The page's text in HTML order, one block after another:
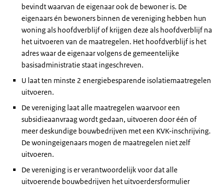
bevindt waarvan de eigenaar ook de bewoner is. De
eigenaars én bewoners binnen de vereniging hebben hun
woning als hoofdverblijf of krijgen deze als hoofdverblijf na
het uitvoeren van de maatregelen. Het hoofdverblijf is het
adres waar de eigenaar volgens de gemeentelijke
basisadministratie staat ingeschreven.
U laat ten minste 2 energiebesparende isolatiemaatregelen
uitvoeren.
De vereniging laat alle maatregelen waarvoor een
subsidieaanvraag wordt gedaan, uitvoeren door één of
meer deskundige bouwbedrijven met een KVK-inschrijving.
De woningeigenaars mogen de maatregelen niet zelf
uitvoeren.
De vereniging is er verantwoordelijk voor dat alle
uitvoerende bouwbedrijven het uitvoerdersformulier